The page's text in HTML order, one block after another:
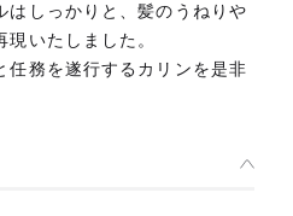
はしっかりと、髪のうねりや
いたしました。
任務を遂行するカリンを是非